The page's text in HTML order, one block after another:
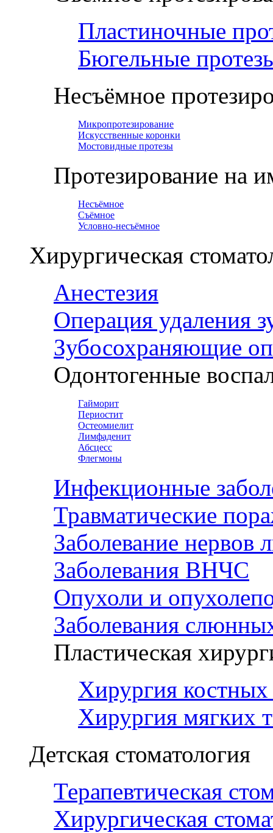
Пластиночные
Бюгельные
Несъёмное
Микропротезирование
Искусственные коронки
Мостовидные протезы
Протезирование на
Несъёмное
Съёмное
Условно-несъёмное
Хирургическая
Анестезия
Операция удаления
Зубосохраняющие
Одонтогенные
Гайморит
Периостит
Остеомиелит
Лимфаденит
Абсцесс
Флегмоны
Инфекционные
Травматические
Заболевание нервов
Заболевания ВНЧС
Опухоли и
Заболевания
Пластическая
Хирургия костных
Хирургия мягких
Детская стоматология
Терапевтическая
Хирургическая